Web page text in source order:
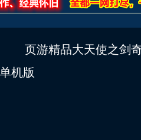
页游精品大天使之剑
机版